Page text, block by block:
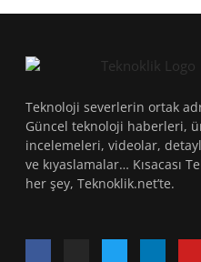
Teknoloji severlerin ortak
Güncel teknoloji haberleri,
incelemeleri, videolar,
ve kıyaslamalar… Kısacası
her şey, Teknoklik.net’te.